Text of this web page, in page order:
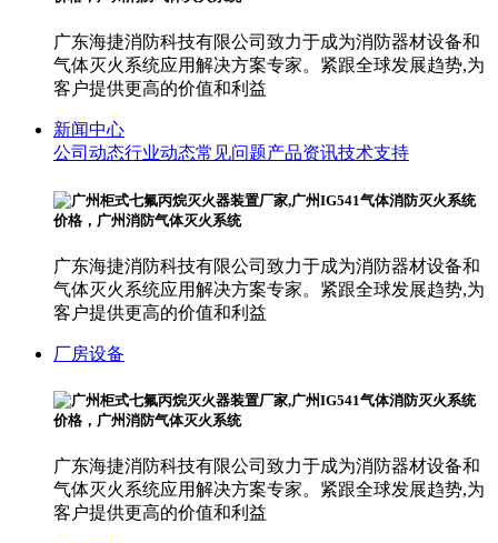
广东海捷消防科技有限公司致力于成为消防器材设备和
气体灭火系统应用解决方案专家。紧跟全球发展趋势,为
客户提供更高的价值和利益
新闻中心
公司动态行业动态常见问题产品资讯技术支持
广东海捷消防科技有限公司致力于成为消防器材设备和
气体灭火系统应用解决方案专家。紧跟全球发展趋势,为
客户提供更高的价值和利益
厂房设备
广东海捷消防科技有限公司致力于成为消防器材设备和
气体灭火系统应用解决方案专家。紧跟全球发展趋势,为
客户提供更高的价值和利益